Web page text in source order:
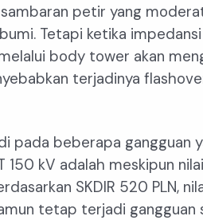
petir yang
Tetapi ketika
body tower akan
terjadinya
pada beberapa gangguan
kV adalah meskipun
SKDIR 520 PLN,
tetap terjadi gangguan